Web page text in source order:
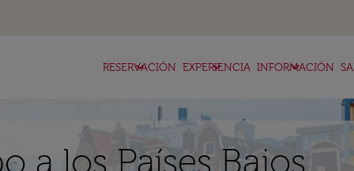
RESERVACIÓN
keyboard_arrow_down EXPERIENCIA
keyboard_arrow_down INFORMACIÓN
keyboard_arrow_down
a los Países Bajos